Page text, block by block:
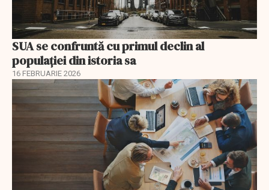
SUA se confruntă cu primul declin al
populației din istoria sa
16 FEBRUARIE 2026